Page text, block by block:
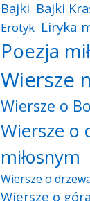
Bajki Bajki
Erotyk Liryka
Poezja
Wiersze
Wiersze o
Wiersze o
miłosnym
Wiersze o
Wiersze o